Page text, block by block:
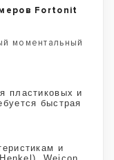
Fortonit
моментальный
пластиковых и
быстрая
и